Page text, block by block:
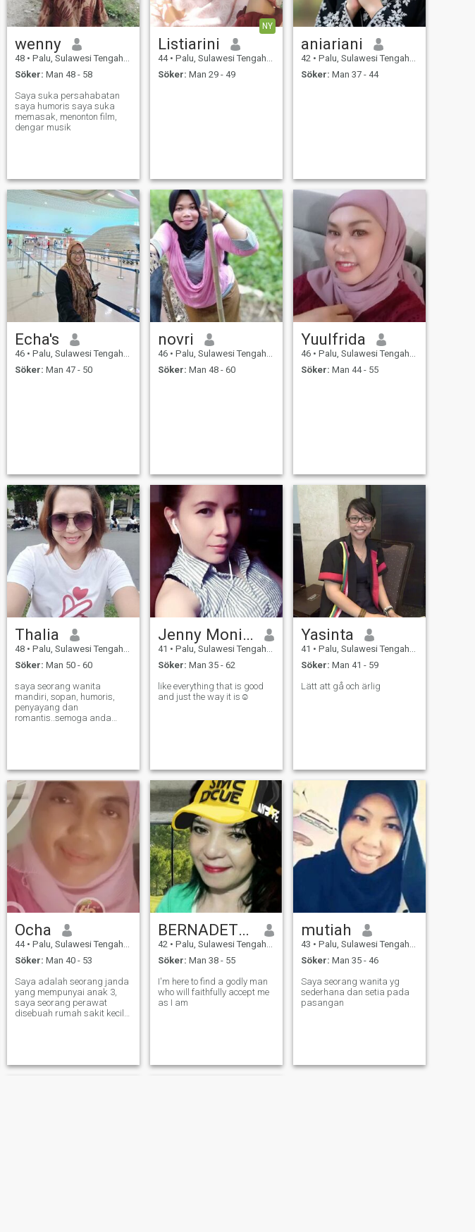
wenny
48 • Palu, Sulawesi Tengah, Indonesien
Söker: Man 48 - 58
Saya suka persahabatan
saya humoris saya suka
memasak, menonton film,
dengar musik
NY
Listiarini
44 • Palu, Sulawesi Tengah, Indonesien
Söker: Man 29 - 49
aniariani
42 • Palu, Sulawesi Tengah, Indonesien
Söker: Man 37 - 44
Echa's
46 • Palu, Sulawesi Tengah, Indonesien
Söker: Man 47 - 50
novri
46 • Palu, Sulawesi Tengah, Indonesien
Söker: Man 48 - 60
Yuulfrida
46 • Palu, Sulawesi Tengah, Indonesien
Söker: Man 44 - 55
Thalia
48 • Palu, Sulawesi Tengah, Indonesien
Söker: Man 50 - 60
saya seorang wanita
mandiri, sopan, humoris,
penyayang dan
romantis..semoga anda
Jenny Moningka
41 • Palu, Sulawesi Tengah, Indonesien
Söker: Man 35 - 62
like everything that is good
and just the way it is☺️
Yasinta
41 • Palu, Sulawesi Tengah, Indonesien
Söker: Man 41 - 59
Lätt att gå och ärlig
Ocha
44 • Palu, Sulawesi Tengah, Indonesien
Söker: Man 40 - 53
Saya adalah seorang janda
yang mempunyai anak 3,
saya seorang perawat
disebuah rumah sakit kecil
BERNADETHA
42 • Palu, Sulawesi Tengah, Indonesien
Söker: Man 38 - 55
I'm here to find a godly man
who will faithfully accept me
as I am
mutiah
43 • Palu, Sulawesi Tengah, Indonesien
Söker: Man 35 - 46
Saya seorang wanita yg
sederhana dan setia pada
pasangan